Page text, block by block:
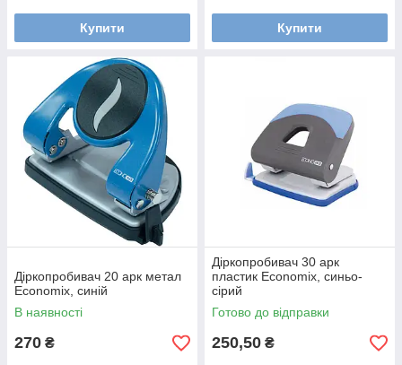
Купити Купити
Діркопробивач 20 арк метал
Economix, синій
В наявності
270 ₴
Діркопробивач 30 арк
пластик Economix, синьо-
сірий
Готово до відправки
250,50 ₴